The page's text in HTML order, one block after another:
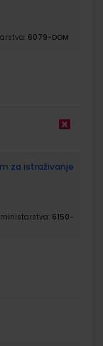
6079-DOM
za istraživanje
6150-